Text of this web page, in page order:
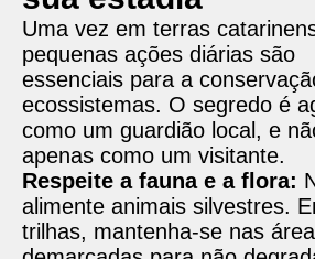
Uma vez em terras
pequenas ações diárias são
essenciais para a
ecossistemas. O segredo é
como um guardião local, e
apenas como um visitante.
Respeite a fauna e a flora:
alimente animais silvestres.
trilhas, mantenha-se nas